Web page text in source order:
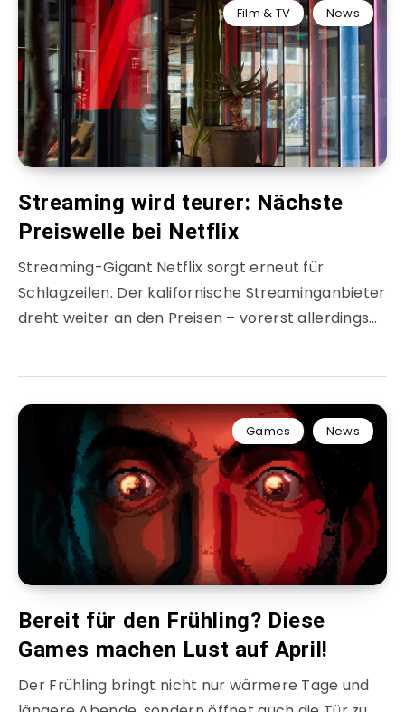
Film & TV News
Streaming wird teurer: Nächste
Preiswelle bei Netflix
Streaming-Gigant Netflix sorgt erneut für
Schlagzeilen. Der kalifornische Streaminganbieter
dreht weiter an den Preisen – vorerst allerdings…
Games News
Bereit für den Frühling? Diese
Games machen Lust auf April!
Der Frühling bringt nicht nur wärmere Tage und